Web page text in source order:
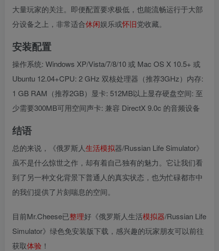
大量玩家的关注。即便配置要求极低，也能流畅运行于大部
分设备之上，非常适合休闲娱乐或怀旧党收藏。
安装配置
操作系统: Windows XP/Vista/7/8/10 或 Mac OS X 10.5+ 或
Ubuntu 12.04+CPU: 2 GHz 双核处理器（推荐3GHz）内存:
1 GB RAM（推荐2GB）显卡: 512MB以上显存硬盘空间: 至
少需要300MB可用空间声卡: 兼容 DirectX 9.0c 的音频设备
结语
总的来说，《俄罗斯人生活模拟器/Russian Life Simulator》
虽不是什么惊世之作，却有着自己独有的魅力。它让我们看
到了另一种文化背景下普通人的真实状态，也为忙碌都市中
的我们提供了片刻喘息的空间。
目前Mr.Cheese已整理好《俄罗斯人生活模拟器/Russian Life
Simulator》绿色免安装版下载，感兴趣的玩家朋友可以前往
获取体验 ！